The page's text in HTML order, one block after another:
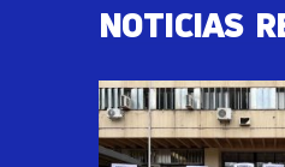
NOTICIAS